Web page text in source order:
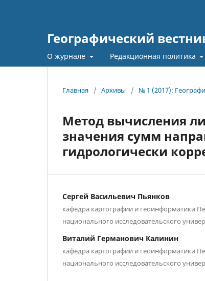
Географический
О журнале Редакционная политика
Главная / Архивы / № 1 (2017):
Метод вычисления
значения сумм
гидрологически
Сергей Васильевич Пьянков
кафедра картографии и геоинформатики
национального исследовательского
Виталий Германович Калинин
кафедра картографии и геоинформатики
национального исследовательского